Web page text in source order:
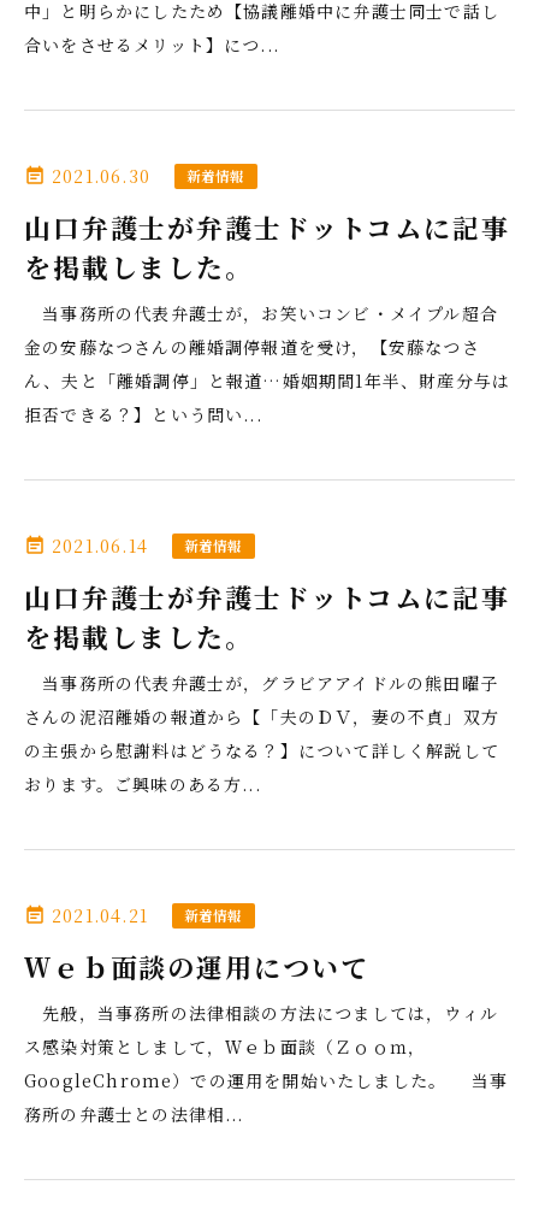
中」と明らかにしたため【協議離婚中に弁護士同士で話し
合いをさせるメリット】につ...
event_note 2021.06.30 新着情報
山口弁護士が弁護士ドットコムに記事
を掲載しました。
当事務所の代表弁護士が，お笑いコンビ・メイプル超合
金の安藤なつさんの離婚調停報道を受け，【安藤なつさ
ん、夫と「離婚調停」と報道…婚姻期間1年半、財産分与は
拒否できる？】という問い...
event_note 2021.06.14 新着情報
山口弁護士が弁護士ドットコムに記事
を掲載しました。
当事務所の代表弁護士が，グラビアアイドルの熊田曜子
さんの泥沼離婚の報道から【「夫のＤＶ，妻の不貞」双方
の主張から慰謝料はどうなる？】について詳しく解説して
おります。ご興味のある方...
event_note 2021.04.21 新着情報
Ｗｅｂ面談の運用について
先般，当事務所の法律相談の方法につましては，ウィル
ス感染対策としまして，Ｗｅｂ面談（Ｚｏｏｍ，
GoogleChrome）での運用を開始いたしました。 当事
務所の弁護士との法律相...